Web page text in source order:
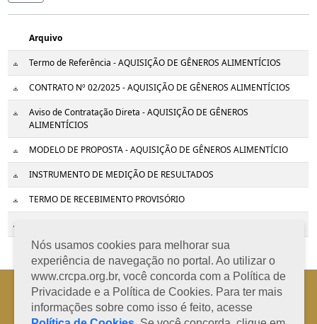
Arquivo
Termo de Referência - AQUISIÇÃO DE GÊNEROS ALIMENTÍCIOS
CONTRATO Nº 02/2025 - AQUISIÇÃO DE GÊNEROS ALIMENTÍCIOS
Aviso de Contratação Direta - AQUISIÇÃO DE GÊNEROS
ALIMENTÍCIOS
MODELO DE PROPOSTA - AQUISIÇÃO DE GÊNEROS ALIMENTÍCIO
INSTRUMENTO DE MEDIÇÃO DE RESULTADOS
TERMO DE RECEBIMENTO PROVISÓRIO
Nós usamos cookies para melhorar sua
experiência de navegação no portal. Ao utilizar o
www.crcpa.org.br, você concorda com a Política de
Privacidade e a Política de Cookies. Para ter mais
informações sobre como isso é feito, acesse
Horário de Atendimento: 08h às 12h e 13h às 17h de segunda à sexta-
feira
Fone: +55 91 3202-4150 | E-mail: protocolo@crcpa.org.br